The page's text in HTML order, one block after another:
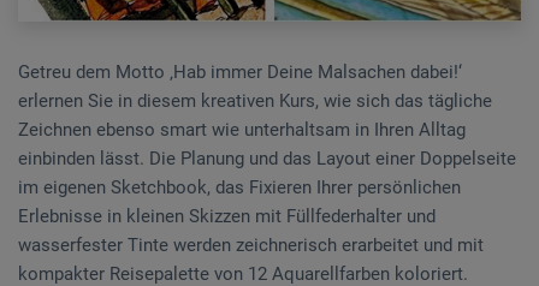
Getreu dem Motto ‚Hab immer Deine Malsachen dabei!‘
erlernen Sie in diesem kreativen Kurs, wie sich das tägliche
Zeichnen ebenso smart wie unterhaltsam in Ihren Alltag
einbinden lässt. Die Planung und das Layout einer Doppelseite
im eigenen Sketchbook, das Fixieren Ihrer persönlichen
Erlebnisse in kleinen Skizzen mit Füllfederhalter und
wasserfester Tinte werden zeichnerisch erarbeitet und mit
kompakter Reisepalette von 12 Aquarellfarben koloriert.